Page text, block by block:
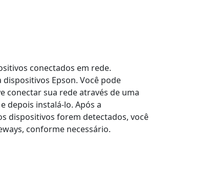
conectados em rede.
Epson. Você pode
conectar sua rede através de uma
depois instalá-lo. Após a
dispositivos forem detectados, você
conforme necessário.